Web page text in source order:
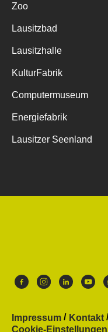
Zoo
Lausitzbad
Lausitzhalle
KulturFabrik
Computermuseum
Energiefabrik
Lausitzer Seenland
Impressum Kontakt
Cookie-